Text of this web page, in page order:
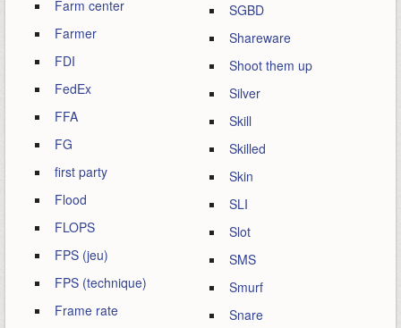
Farm center
Farmer
FDI
FedEx
FFA
FG
first party
Flood
FLOPS
FPS (jeu)
FPS (technique)
Frame rate
SGBD
Shareware
Shoot them up
Silver
Skill
Skilled
Skin
SLI
Slot
SMS
Smurf
Snare